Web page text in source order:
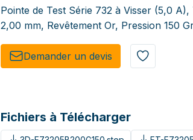
Pointe de Test Série 732 à Visser (5,0
2,00 mm, Revêtement Or, Pression 150
Demander un de​​vis​​
Fichiers à Télécharger